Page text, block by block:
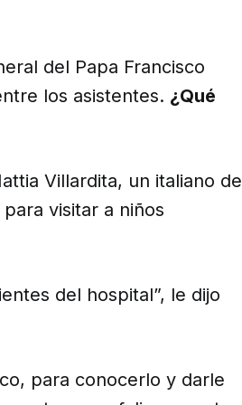
del Papa Francisco
los asistentes. ¿Qué
Villardita, un italiano de
visitar a niños
del hospital”, le dijo
para conocerlo y darle